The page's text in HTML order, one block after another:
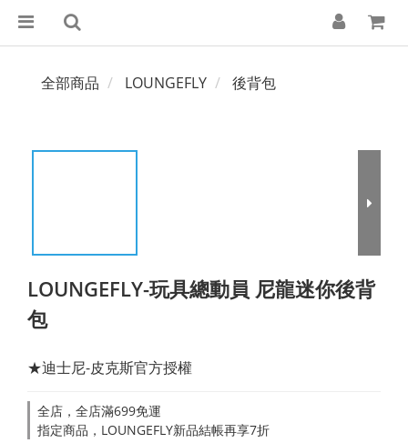
全部商品 LOUNGEFLY 後背包
LOUNGEFLY-玩具總動員 尼龍迷你後背
包
★迪士尼-皮克斯官方授權
全店，全店滿699免運
指定商品，LOUNGEFLY新品結帳再享7折